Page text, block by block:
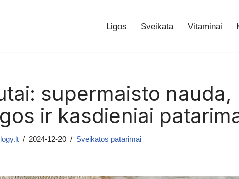
Ligos Sveikata Vitaminai
supermaisto nauda,
ir kasdieniai
2024-12-20 Sveikatos patarimai